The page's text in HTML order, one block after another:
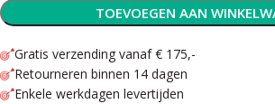
TOEVOEGEN AAN
Gratis verzending vanaf € 175,-
Retourneren binnen 14 dagen
Enkele werkdagen levertijden